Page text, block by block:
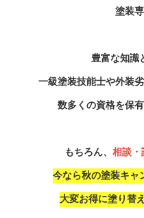
塗装
豊富な知識
一級塗装技能士や外装
数多くの資格を保
もちろん、 相談・
今なら秋の塗装キャ
大変お得に塗り替